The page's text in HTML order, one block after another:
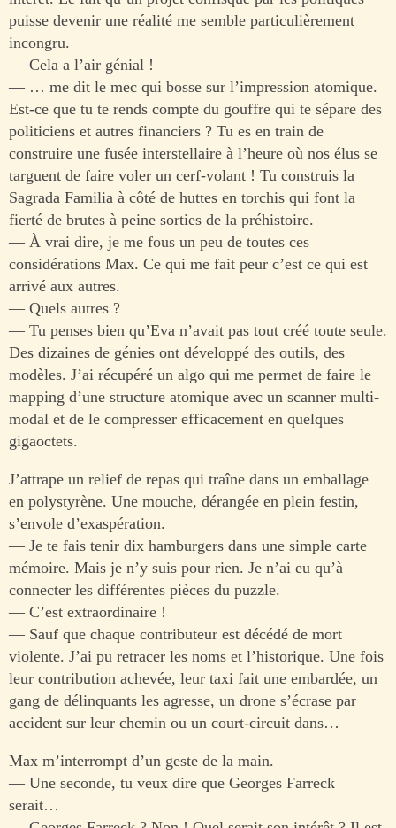
puisse devenir une réalité me semble particulièrement
incongru.
— Cela a l’air génial !
— … me dit le mec qui bosse sur l’impression atomique.
Est-ce que tu te rends compte du gouffre qui te sépare des
politiciens et autres financiers ? Tu es en train de
construire une fusée interstellaire à l’heure où nos élus se
targuent de faire voler un cerf-volant ! Tu construis la
Sagrada Familia à côté de huttes en torchis qui font la
fierté de brutes à peine sorties de la préhistoire.
— À vrai dire, je me fous un peu de toutes ces
considérations Max. Ce qui me fait peur c’est ce qui est
arrivé aux autres.
— Quels autres ?
— Tu penses bien qu’Eva n’avait pas tout créé toute seule.
Des dizaines de génies ont développé des outils, des
modèles. J’ai récupéré un algo qui me permet de faire le
mapping d’une structure atomique avec un scanner multi-
modal et de le compresser efficacement en quelques
gigaoctets.
J’attrape un relief de repas qui traîne dans un emballage
en polystyrène. Une mouche, dérangée en plein festin,
s’envole d’exaspération.
— Je te fais tenir dix hamburgers dans une simple carte
mémoire. Mais je n’y suis pour rien. Je n’ai eu qu’à
connecter les différentes pièces du puzzle.
— C’est extraordinaire !
— Sauf que chaque contributeur est décédé de mort
violente. J’ai pu retracer les noms et l’historique. Une fois
leur contribution achevée, leur taxi fait une embardée, un
gang de délinquants les agresse, un drone s’écrase par
accident sur leur chemin ou un court-circuit dans…
Max m’interrompt d’un geste de la main.
— Une seconde, tu veux dire que Georges Farreck
serait…